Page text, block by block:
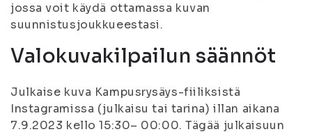
jossa voit käydä ottamassa kuvan
suunnistusjoukkueestasi.
Valokuvakilpailun säännöt
Julkaise kuva Kampusrysäys-fiiliksistä
Instagramissa (julkaisu tai tarina) illan aikana
7.9.2023 kello 15:30– 00:00. Tägää julkaisuun